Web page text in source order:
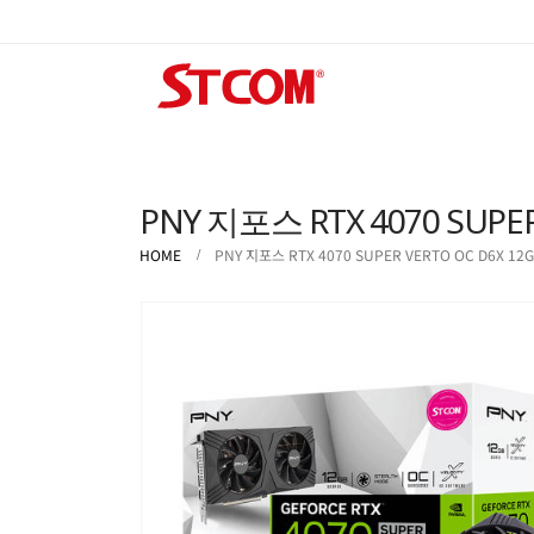
PNY 지포스 RTX 4070
HOME PNY 지포스 RTX 4070 SUPER VERTO OC D6X